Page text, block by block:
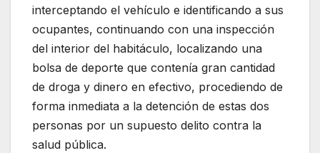
interceptando el vehículo e identificando a sus
ocupantes, continuando con una inspección
del interior del habitáculo, localizando una
bolsa de deporte que contenía gran cantidad
de droga y dinero en efectivo, procediendo de
forma inmediata a la detención de estas dos
personas por un supuesto delito contra la
salud pública.